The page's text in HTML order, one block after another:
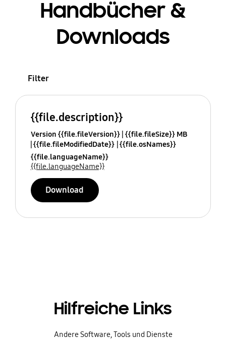
Handbücher &
Downloads
Filter
{{file.description}}
Version {{file.fileVersion}} {{file.fileSize}} MB
{{file.fileModifiedDate}} {{file.osNames}}
{{file.languageName}}
{{file.languageName}}
Download
Hilfreiche Links
Andere Software, Tools und Dienste